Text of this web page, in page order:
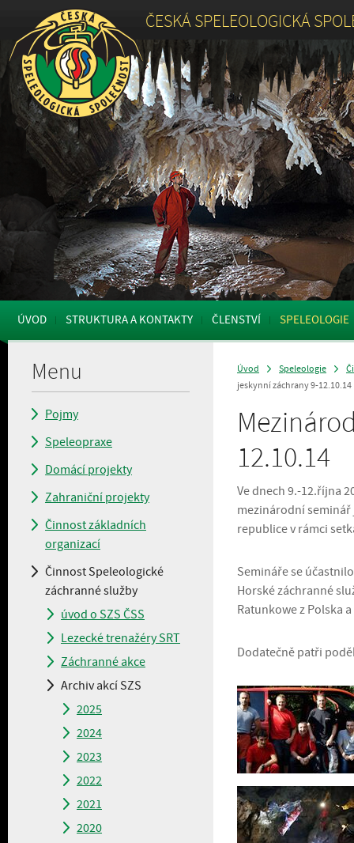
ČESKÁ SPELEOLOGICKÁ
ÚVOD STRUKTURA A KONTAKTY ČLENSTVÍ SPELEOLOGIE
Menu
Pojmy
Speleopraxe
Domácí projekty
Zahraniční projekty
Činnost základních
organizací
Činnost Speleologické
záchranné služby
úvod o SZS ČSS
Lezecké trenažéry SRT
Záchranné akce
Archiv akcí SZS
2025
2024
2023
2022
2021
2020
Úvod Speleologie
jeskynní záchrany 9-12.10.14
12.10.14
Ve dnech 9.-12.října
mezinárodní seminář
republice v rámci
Semináře se
Horské záchranné
Ratunkowe z Polska
Dodatečně patři